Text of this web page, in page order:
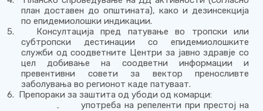
план доставен до општината), како и дезинсекција
по епидемиолошки индикации.
5.
Консултација пред патување во тропски или
субтропски дестинации со епидемиолошките
служби од соодветните Центри за јавно здравје со
цел добивање на соодветни информации и
превентивни совети за вектор преносливте
заболувања во регионот каде патуваат.
6. Препораки за заштита од убоди од комарци:
₋
употреба на репеленти при престој на